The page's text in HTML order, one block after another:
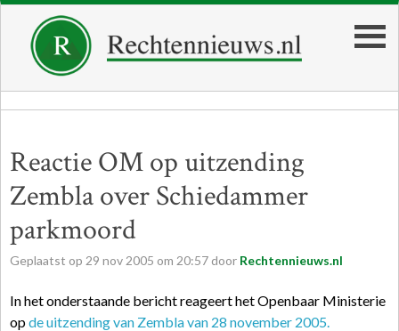
Reactie OM op uitzending
Zembla over Schiedammer
parkmoord
Geplaatst op 29 nov 2005 om 20:57 door Rechtennieuws.nl
In het onderstaande bericht reageert het Openbaar Ministerie
opde uitzending van Zembla van 28 november 2005.